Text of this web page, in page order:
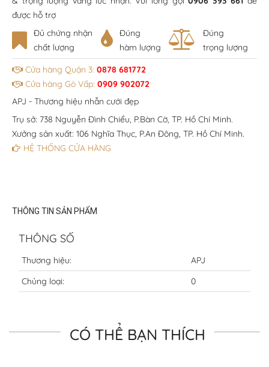
được hỗ trợ
Đủ chứng nhận
chất lượng
Đúng
hàm lượng
Đúng
trọng lượng
Cửa hàng Quận 3: 0878 681772
Cửa hàng Gò Vấp: 0909 902072
APJ - Thương hiệu nhẫn cưới đẹp
Trụ sở: 738 Nguyễn Đình Chiểu, P.Bàn Cờ, TP. Hồ Chí Minh.
Xưởng sản xuất: 106 Nghĩa Thục, P.An Đông, TP. Hồ Chí Minh.
HỆ THỐNG CỬA HÀNG
THÔNG TIN SẢN PHẨM
THÔNG SỐ
Thương hiệu:
APJ
Chủng loại:
0
CÓ THỂ BẠN THÍCH